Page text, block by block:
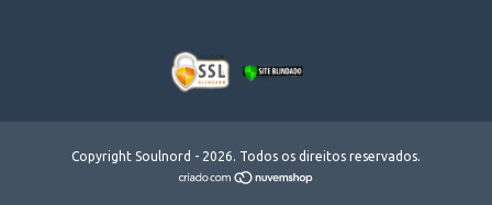
Copyright Soulnord - 2026. Todos os direitos reservados.